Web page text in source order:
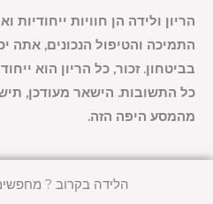
הלידה בקרוב ?
הריון ולידה הן חוויות ייחודיות
התמיכה והטיפול הנכונים, אתה
בביטחון. זכור, כל הריון הוא
כל התשובות. הישאר מעודכן,
מהמסע היפה הזה.